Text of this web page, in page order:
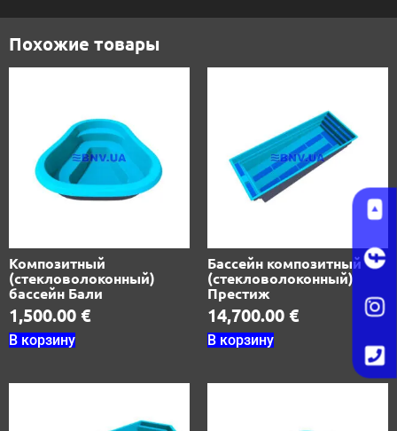
Похожие товары
Композитный
(стекловолоконный)
бассейн Бали
1,500.00 €
В корзину
Бассейн композитный
(стекловолоконный)
Престиж
14,700.00 €
В корзину